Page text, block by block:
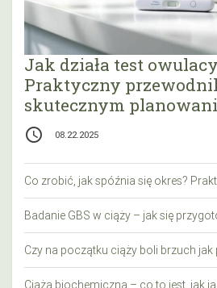
Jak działa test
Praktyczny
skutecznym
access_time 08.22.2025